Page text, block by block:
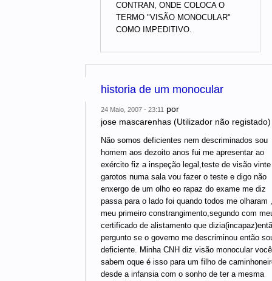
CONTRAN, ONDE COLOCA O
TERMO "VISÃO MONOCULAR"
COMO IMPEDITIVO.
historia de um monocular
24 Maio, 2007 - 23:11 por
jose mascarenhas (Utilizador não registado)
Não somos deficientes nem descriminados sou
homem aos dezoito anos fui me apresentar ao
exército fiz a inspeção legal,teste de visão vinte
garotos numa sala vou fazer o teste e digo não
enxergo de um olho eo rapaz do exame me diz
passa para o lado foi quando todos me olharam
meu primeiro constrangimento,segundo com
certificado de alistamento que
pergunto se o governo me descriminou então
deficiente. Minha CNH diz visão monocular
sabem oque é isso para um filho de
desde a infansia com o sonho de ter a mesma